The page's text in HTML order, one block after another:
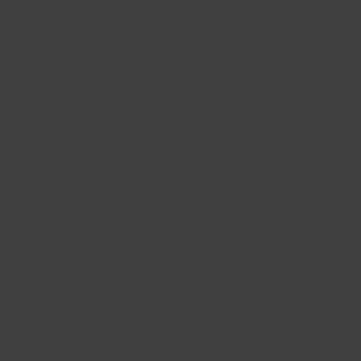
plant je de Leihulst bij voorkeur in een
Let erop dat de grond niet te nat blijft,
De maanden april en mei zijn
te planten, omdat de temperaturen
regelmatig water, vooral in de eerste
kan wortelen en zich stevig kan vestigen
dat de Leihulst zich optimaal
prachtige, groene toevoeging aan je